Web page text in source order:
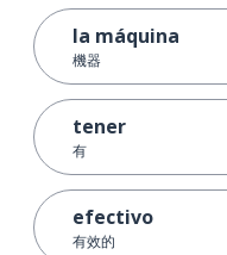
la máquina
機器
tener
有
efectivo
有效的